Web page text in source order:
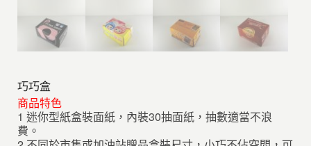
巧巧盒
商品特色
1 迷你型紙盒裝面紙，內裝30抽面紙，抽數適當不浪
費。